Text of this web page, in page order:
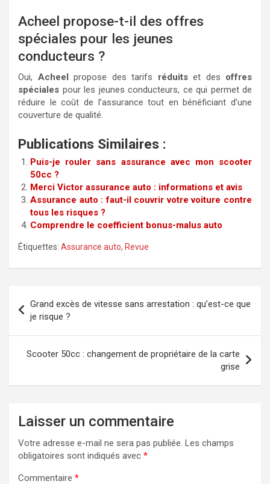
Acheel propose-t-il des offres
spéciales pour les jeunes
conducteurs ?
Oui, Acheel propose des tarifs réduitset des offres
spéciales pour les jeunes conducteurs, ce qui permet de
réduire le coût de l’assurance tout en bénéficiant d’une
couverture de qualité.
Publications Similaires :
Puis-je rouler sans assurance avec mon scooter
50cc ?
Merci Victor assurance auto : informations et avis
Assurance auto : faut-il couvrir votre voiture contre
tous les risques ?
Comprendre le coefficient bonus-malus auto
Étiquettes: Assurance auto, Revue
de
l’article
Grand excès de vitesse sans arrestation : qu’est-ce que
je risque ?
Scooter 50cc : changement de propriétaire de la carte
grise
Laisser un commentaire
Votre adresse e-mail ne sera pas publiée. Les champs
obligatoires sont indiqués avec *
Commentaire *